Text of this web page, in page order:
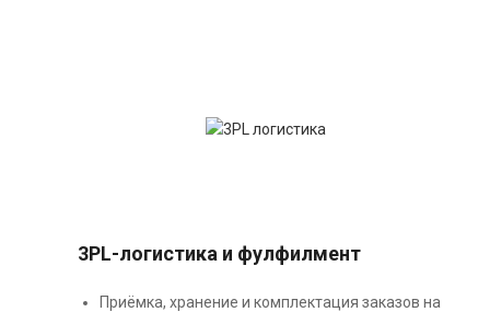
3PL-логистика и фулфилмент
Приёмка, хранение и комплектация заказов на